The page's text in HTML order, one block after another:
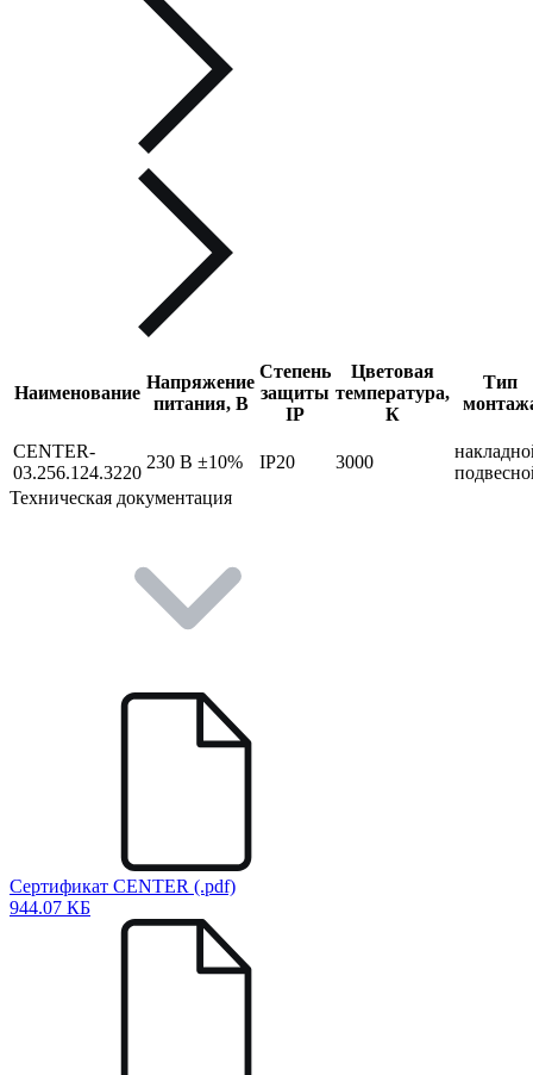
Наименование
Напряжение
питания, В
Степень
защиты
IP
Цветовая
температура,
К
Тип
CENTER-
03.256.124.3220
230 В ±10% IP20 3000
Техническая документация
Сертификат CENTER (.pdf)
944.07 КБ